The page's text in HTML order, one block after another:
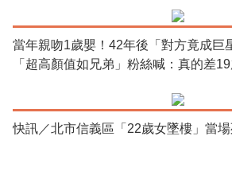
當年親吻1歲嬰！42年後「對方竟成
「超高顏值如兄弟」粉絲喊：真的差19
快訊／北市信義區「22歲女墜樓」當